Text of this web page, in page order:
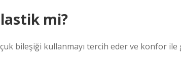
mi?
bileşiği kullanmayı tercih eder ve konfor ile